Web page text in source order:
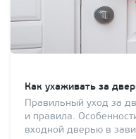
Как ухаживать за
Правильный уход за
и правила.
входной дверью в